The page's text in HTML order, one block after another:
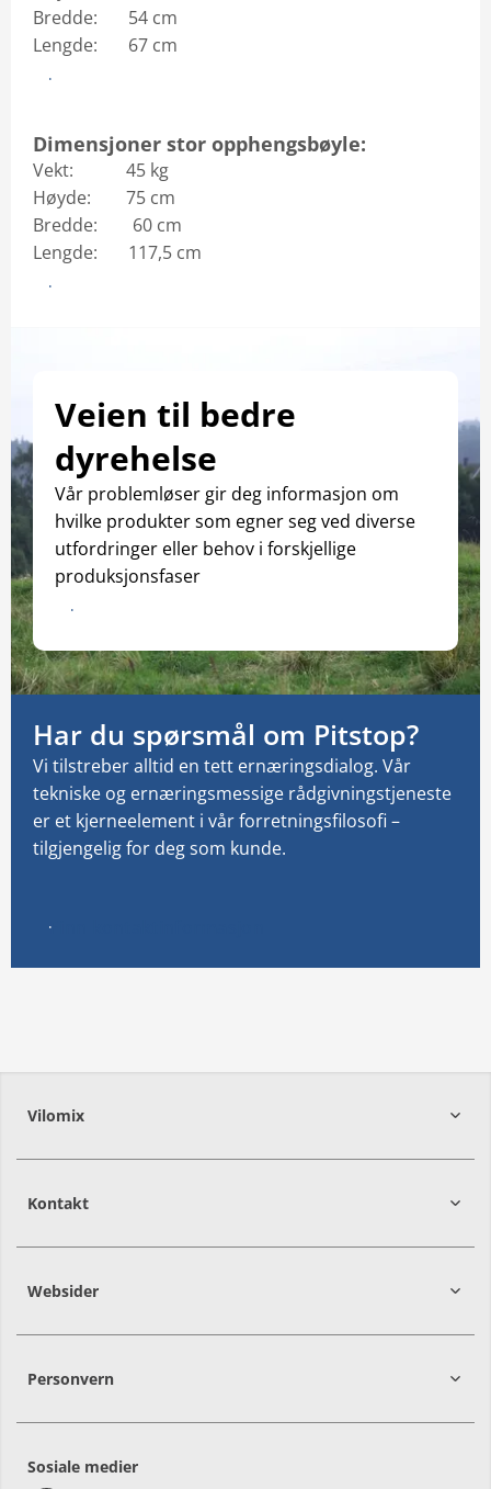
Bredde: 54 cm
Lengde: 67 cm
Produktdatablad
Dimensjoner stor opphengsbøyle:
Vekt: 45 kg
Høyde: 75 cm
Bredde: 60 cm
Lengde: 117,5 cm
Monteringsveiledning
Veien til bedre
dyrehelse
Vår problemløser gir deg informasjon om
hvilke produkter som egner seg ved diverse
utfordringer eller behov i forskjellige
produksjonsfaser
Download katalogen
Har du spørsmål om Pitstop?
Vi tilstreber alltid en tett ernæringsdialog. Vår
tekniske og ernæringsmessige rådgivningstjeneste
er et kjerneelement i vår forretningsfilosofi –
tilgjengelig for deg som kunde.
Finn kontaktinformasjon
Vilomix
Kontakt
Websider
Personvern
Sosiale medier